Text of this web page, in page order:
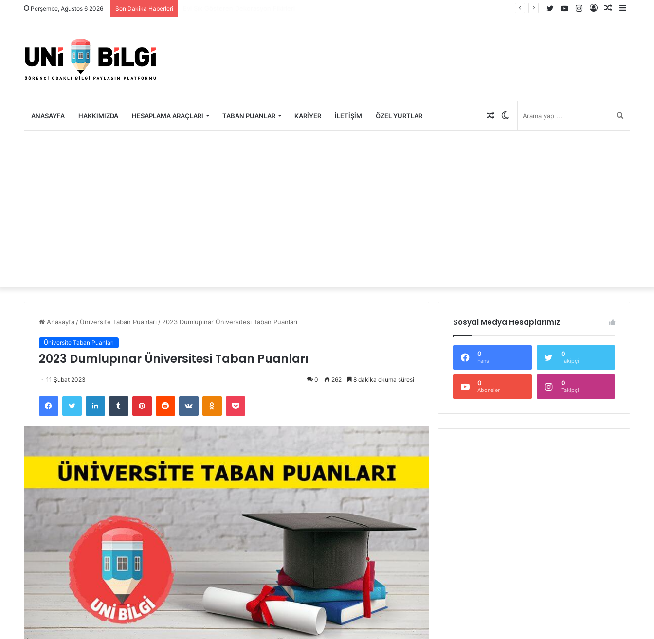
Perşembe, Ağustos 6 2026 Son Dakika Haberleri
Rastgele
Kayıt
Instagram
YouTube
Twitter
ANASAYFA HAKKIMIZDA HESAPLAMA ARAÇLARI TABAN PUANLAR KARIYER İLETIŞIM ÖZEL YURTLAR Rastgele
Anasayfa / Üniversite Taban Puanları / 2023 Dumlupınar Üniversitesi Taban Puanları
Üniversite Taban Puanları
2023 Dumlupınar Üniversitesi Taban Puanları
11 Şubat 2023 0 262 8 dakika okuma süresi
Facebook Twitter LinkedIn Tumblr Pinterest Reddit VKontakte Odnoklassniki Pocket
Sosyal Medya Hesaplarımız
0
Fans
0
Takipçi
0
Aboneler
0
Takipçi